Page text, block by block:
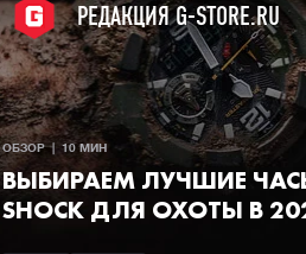
РЕДАКЦИЯ G-STORE.RU
ОБЗОР  |  10 МИН
ВЫБИРАЕМ ЛУЧШИЕ
SHOCK ДЛЯ ОХОТЫ В